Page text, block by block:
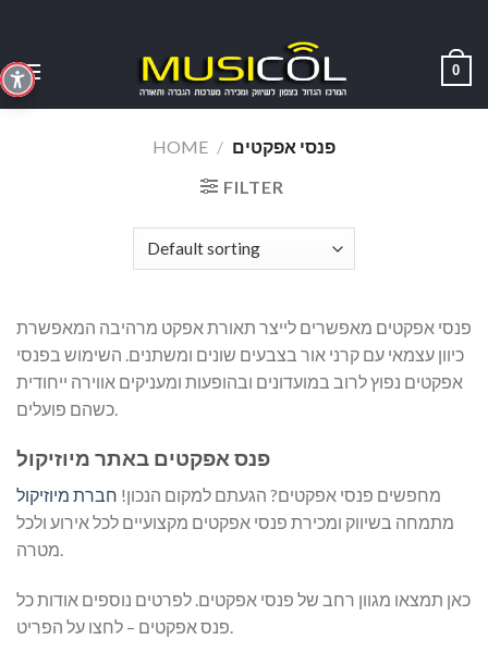
content
0
HOME / פנסי אפקטים
FILTER
פנסי אפקטים מאפשרים לייצר תאורת אפקט מרהיבה המאפשרת
כיוון עצמאי עם קרני אור בצבעים שונים ומשתנים. השימוש בפנסי
אפקטים נפוץ לרוב במועדונים ובהופעות ומעניקים אווירה ייחודית
כשהם פועלים.
פנס אפקטים באתר מיוזיקול
מחפשים פנסי אפקטים? הגעתם למקום הנכון! חברת מיוזיקול
מתמחה בשיווק ומכירת פנסי אפקטים מקצועיים לכל אירוע ולכל
מטרה.
כאן תמצאו מגוון רחב של פנסי אפקטים. לפרטים נוספים אודות כל
פנס אפקטים – לחצו על הפריט.